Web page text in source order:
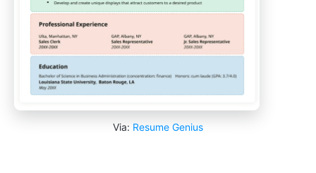
Via: Resume Genius